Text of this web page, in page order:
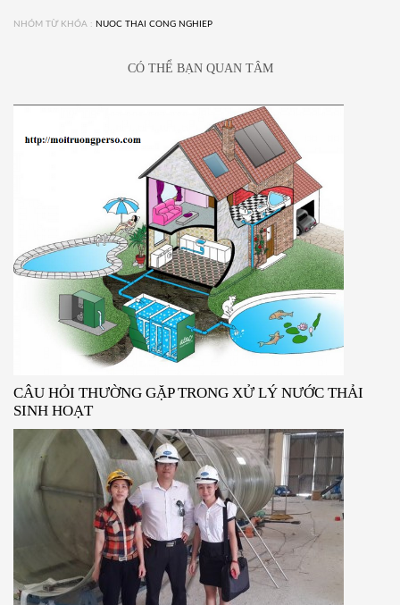
NHÓM TỪ KHÓA : NUOC THAI CONG NGHIEP
CÓ THỂ BẠN QUAN TÂM
CÂU HỎI THƯỜNG GẶP TRONG XỬ LÝ NƯỚC THẢI
SINH HOẠT